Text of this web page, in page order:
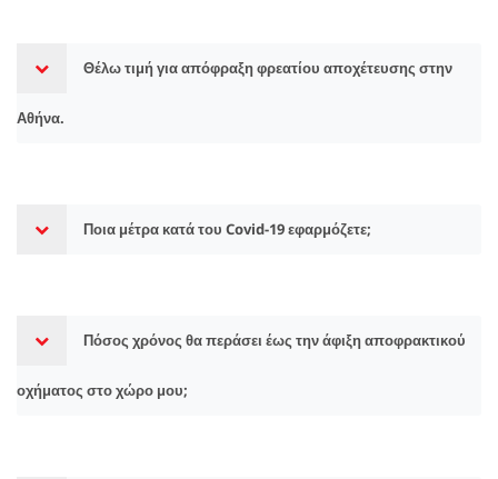
Θέλω τιμή για απόφραξη φρεατίου αποχέτευσης στην
Αθήνα.
Ποια μέτρα κατά του Covid-19 εφαρμόζετε;
Πόσος χρόνος θα περάσει έως την άφιξη αποφρακτικού
οχήματος στο χώρο μου;